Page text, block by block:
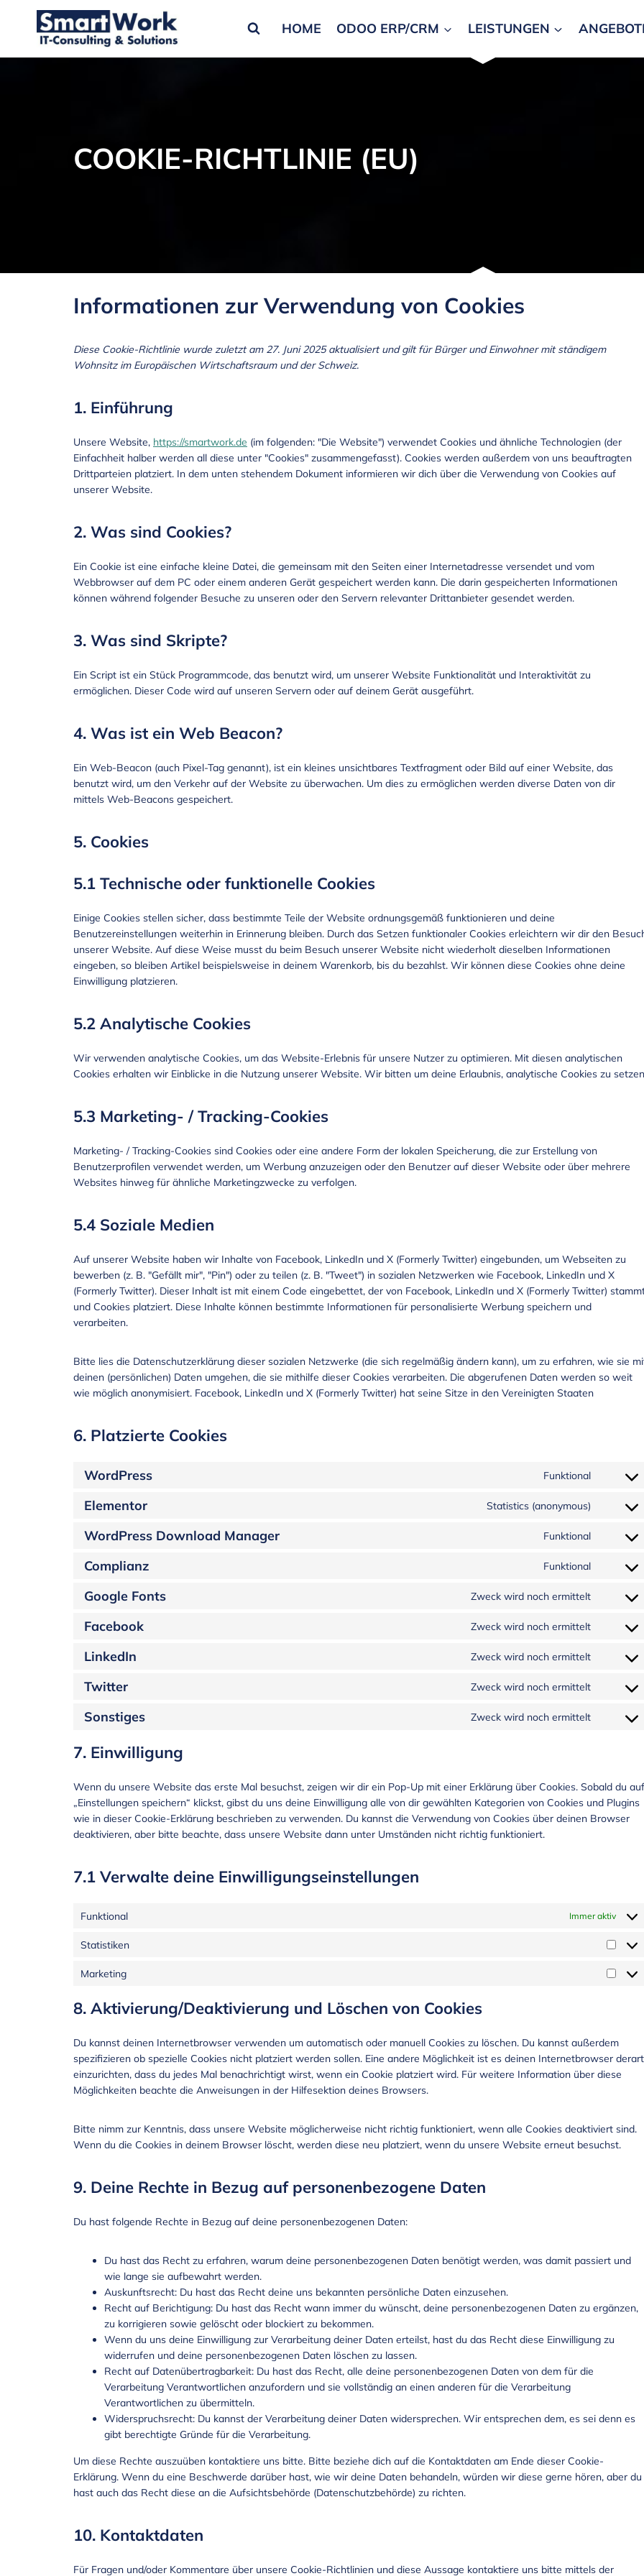
HOME ODOO ERP/CRM LEISTUNGEN
COOKIE-RICHTLINIE (EU)
Informationen zur Verwendung von Cookies
Diese Cookie-Richtlinie wurde zuletzt am 27. Juni 2025 aktualisiert und gilt für Bürger und Einwohner mit ständigem
Wohnsitz im Europäischen Wirtschaftsraum und der Schweiz.
1. Einführung
Unsere Website, https://smartwork.de (im folgenden: "Die Website") verwendet Cookies und ähnliche Technologien (der
Einfachheit halber werden all diese unter "Cookies" zusammengefasst). Cookies werden außerdem von uns beauftragten
Drittparteien platziert. In dem unten stehendem Dokument informieren wir dich über die Verwendung von Cookies auf
unserer Website.
2. Was sind Cookies?
Ein Cookie ist eine einfache kleine Datei, die gemeinsam mit den Seiten einer Internetadresse versendet und vom
Webbrowser auf dem PC oder einem anderen Gerät gespeichert werden kann. Die darin gespeicherten Informationen
können während folgender Besuche zu unseren oder den Servern relevanter Drittanbieter gesendet werden.
3. Was sind Skripte?
Ein Script ist ein Stück Programmcode, das benutzt wird, um unserer Website Funktionalität und Interaktivität zu
ermöglichen. Dieser Code wird auf unseren Servern oder auf deinem Gerät ausgeführt.
4. Was ist ein Web Beacon?
Ein Web-Beacon (auch Pixel-Tag genannt), ist ein kleines unsichtbares Textfragment oder Bild auf einer Website, das
benutzt wird, um den Verkehr auf der Website zu überwachen. Um dies zu ermöglichen werden diverse Daten von dir
mittels Web-Beacons gespeichert.
5. Cookies
5.1 Technische oder funktionelle Cookies
Einige Cookies stellen sicher, dass bestimmte Teile der Website ordnungsgemäß funktionieren und deine
Benutzereinstellungen weiterhin in Erinnerung bleiben. Durch das Setzen funktionaler Cookies erleichtern wir dir den
unserer Website. Auf diese Weise musst du beim Besuch unserer Website nicht wiederholt dieselben Informationen
eingeben, so bleiben Artikel beispielsweise in deinem Warenkorb, bis du bezahlst. Wir können diese Cookies ohne deine
Einwilligung platzieren.
5.2 Analytische Cookies
Wir verwenden analytische Cookies, um das Website-Erlebnis für unsere Nutzer zu optimieren. Mit diesen analytischen
Cookies erhalten wir Einblicke in die Nutzung unserer Website. Wir bitten um deine Erlaubnis, analytische Cookies zu
5.3 Marketing- / Tracking-Cookies
Marketing- / Tracking-Cookies sind Cookies oder eine andere Form der lokalen Speicherung, die zur Erstellung von
Benutzerprofilen verwendet werden, um Werbung anzuzeigen oder den Benutzer auf dieser Website oder über mehrere
Websites hinweg für ähnliche Marketingzwecke zu verfolgen.
5.4 Soziale Medien
Auf unserer Website haben wir Inhalte von Facebook, LinkedIn und X (Formerly Twitter) eingebunden, um Webseiten zu
bewerben (z. B. "Gefällt mir", "Pin") oder zu teilen (z. B. "Tweet") in sozialen Netzwerken wie Facebook, LinkedIn und X
(Formerly Twitter). Dieser Inhalt ist mit einem Code eingebettet, der von Facebook, LinkedIn und X (Formerly Twitter)
und Cookies platziert. Diese Inhalte können bestimmte Informationen für personalisierte Werbung speichern und
verarbeiten.
Bitte lies die Datenschutzerklärung dieser sozialen Netzwerke (die sich regelmäßig ändern kann), um zu erfahren, wie sie
deinen (persönlichen) Daten umgehen, die sie mithilfe dieser Cookies verarbeiten. Die abgerufenen Daten werden so weit
wie möglich anonymisiert. Facebook, LinkedIn und X (Formerly Twitter) hat seine Sitze in den Vereinigten Staaten
6. Platzierte Cookies
WordPress Funktional
Elementor Statistics (anonymous)
WordPress Download Manager Funktional
Complianz Funktional
Google Fonts Zweck wird noch ermittelt
Facebook Zweck wird noch ermittelt
LinkedIn Zweck wird noch ermittelt
Twitter Zweck wird noch ermittelt
Sonstiges Zweck wird noch ermittelt
7. Einwilligung
Wenn du unsere Website das erste Mal besuchst, zeigen wir dir ein Pop-Up mit einer Erklärung über Cookies. Sobald du auf
„Einstellungen speichern“ klickst, gibst du uns deine Einwilligung alle von dir gewählten Kategorien von Cookies und Plugins
wie in dieser Cookie-Erklärung beschrieben zu verwenden. Du kannst die Verwendung von Cookies über deinen Browser
deaktivieren, aber bitte beachte, dass unsere Website dann unter Umständen nicht richtig funktioniert.
7.1 Verwalte deine Einwilligungseinstellungen
Funktional Immer aktiv
Statistiken
Marketing
8. Aktivierung/Deaktivierung und Löschen von Cookies
Du kannst deinen Internetbrowser verwenden um automatisch oder manuell Cookies zu löschen. Du kannst außerdem
spezifizieren ob spezielle Cookies nicht platziert werden sollen. Eine andere Möglichkeit ist es deinen Internetbrowser derart
einzurichten, dass du jedes Mal benachrichtigt wirst, wenn ein Cookie platziert wird. Für weitere Information über diese
Möglichkeiten beachte die Anweisungen in der Hilfesektion deines Browsers.
Bitte nimm zur Kenntnis, dass unsere Website möglicherweise nicht richtig funktioniert, wenn alle Cookies deaktiviert sind.
Wenn du die Cookies in deinem Browser löscht, werden diese neu platziert, wenn du unsere Website erneut besuchst.
9. Deine Rechte in Bezug auf personenbezogene Daten
Du hast folgende Rechte in Bezug auf deine personenbezogenen Daten:
Du hast das Recht zu erfahren, warum deine personenbezogenen Daten benötigt werden, was damit passiert und
wie lange sie aufbewahrt werden.
Auskunftsrecht: Du hast das Recht deine uns bekannten persönliche Daten einzusehen.
Recht auf Berichtigung: Du hast das Recht wann immer du wünscht, deine personenbezogenen Daten zu ergänzen,
zu korrigieren sowie gelöscht oder blockiert zu bekommen.
Wenn du uns deine Einwilligung zur Verarbeitung deiner Daten erteilst, hast du das Recht diese Einwilligung zu
widerrufen und deine personenbezogenen Daten löschen zu lassen.
Recht auf Datenübertragbarkeit: Du hast das Recht, alle deine personenbezogenen Daten von dem für die
Verarbeitung Verantwortlichen anzufordern und sie vollständig an einen anderen für die Verarbeitung
Verantwortlichen zu übermitteln.
Widerspruchsrecht: Du kannst der Verarbeitung deiner Daten widersprechen. Wir entsprechen dem, es sei denn es
gibt berechtigte Gründe für die Verarbeitung.
Um diese Rechte auszuüben kontaktiere uns bitte. Bitte beziehe dich auf die Kontaktdaten am Ende dieser Cookie-
Erklärung. Wenn du eine Beschwerde darüber hast, wie wir deine Daten behandeln, würden wir diese gerne hören, aber du
hast auch das Recht diese an die Aufsichtsbehörde (Datenschutzbehörde) zu richten.
10. Kontaktdaten
Für Fragen und/oder Kommentare über unsere Cookie-Richtlinien und diese Aussage kontaktiere uns bitte mittels der